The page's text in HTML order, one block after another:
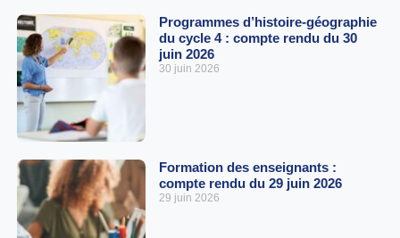
Programmes d’histoire-géographie
du cycle 4 : compte rendu du 30
juin 2026
30 juin 2026
Formation des enseignants :
compte rendu du 29 juin 2026
29 juin 2026